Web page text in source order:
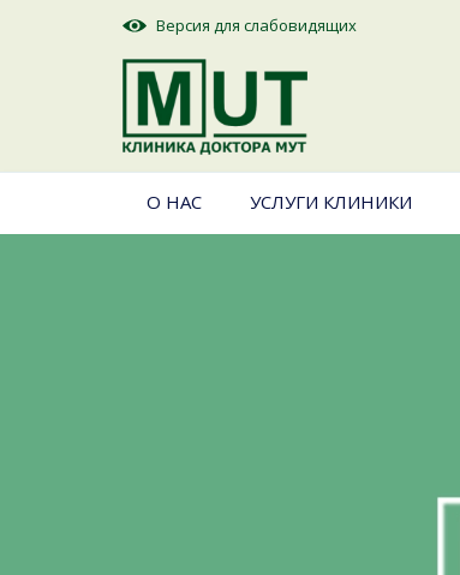
Версия для слабовидящих
О НАС УСЛУГИ КЛИНИКИ